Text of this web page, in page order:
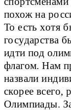
похож на
То есть хотя
государства
идти под
флагом. Нам
назвали
скорее всего,
Олимпиады.